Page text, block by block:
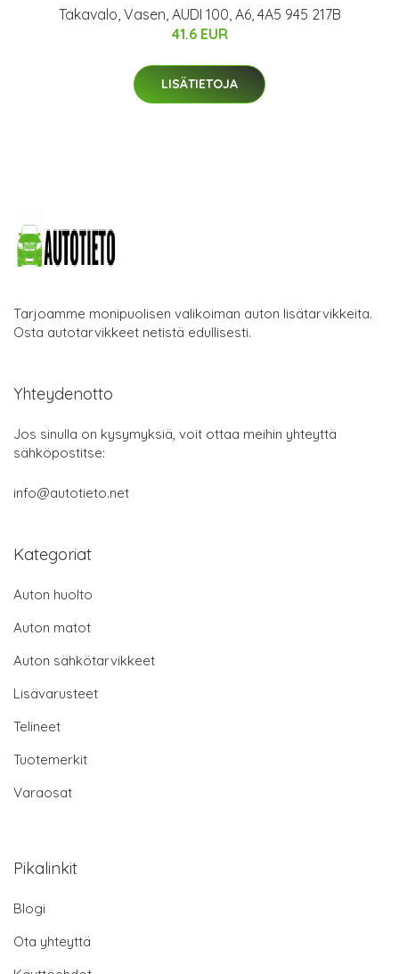
Takavalo, Vasen, AUDI 100, A6, 4A5 945 217B
41.6 EUR
LISÄTIETOJA
Tarjoamme monipuolisen valikoiman auton lisätarvikkeita.
Osta autotarvikkeet netistä edullisesti.
Yhteydenotto
Jos sinulla on kysymyksiä, voit ottaa meihin yhteyttä
sähköpostitse:
info@autotieto.net
Kategoriat
Auton huolto
Auton matot
Auton sähkötarvikkeet
Lisävarusteet
Telineet
Tuotemerkit
Varaosat
Pikalinkit
Blogi
Ota yhteyttä